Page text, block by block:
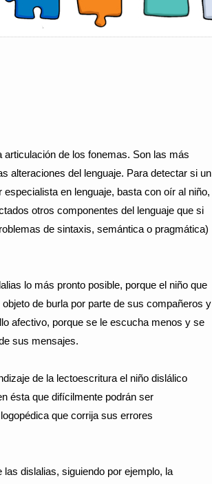
de los fonemas. Son las más
alteraciones del lenguaje. Para detectar si un
en lenguaje, basta con oír al niño,
otros componentes del lenguaje que si
de sintaxis, semántica o pragmática)
lo más pronto posible, porque el niño que
de burla por parte de sus compañeros y
afectivo, porque se le escucha menos y se
sus mensajes.
de la lectoescritura el niño dislálico
ésta que difícilmente podrán ser
que corrija sus errores
dislalias, siguiendo por ejemplo, la